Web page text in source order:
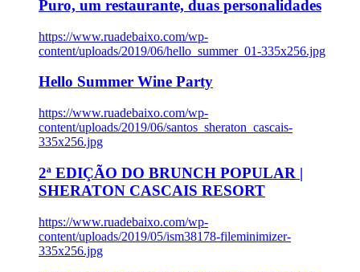
Puro, um restaurante, duas personalidades
https://www.ruadebaixo.com/wp-
content/uploads/2019/06/hello_summer_01-335x256.jpg
Hello Summer Wine Party
https://www.ruadebaixo.com/wp-
content/uploads/2019/06/santos_sheraton_cascais-
335x256.jpg
2ª EDIÇÃO DO BRUNCH POPULAR |
SHERATON CASCAIS RESORT
https://www.ruadebaixo.com/wp-
content/uploads/2019/05/ism38178-fileminimizer-
335x256.jpg